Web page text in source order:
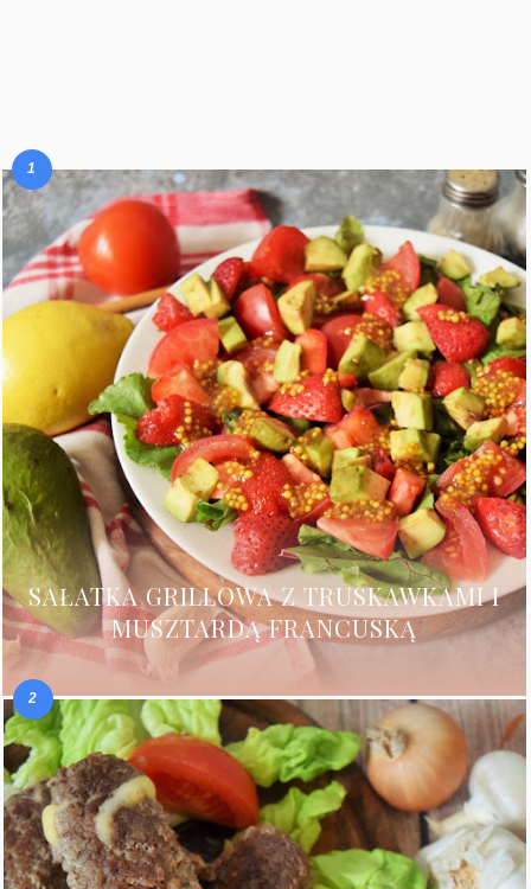
SAŁATKA GRILLOWA Z TRUSKAWKAMI I
MUSZTARDĄ FRANCUSKĄ